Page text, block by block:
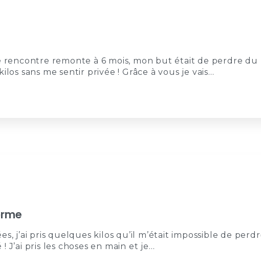
remonte à 6 mois, mon but était de perdre du
sans me sentir privée ! Grâce à vous je vais…
j’ai pris quelques kilos qu’il m’était impossible de
J’ai pris les choses en main et je…